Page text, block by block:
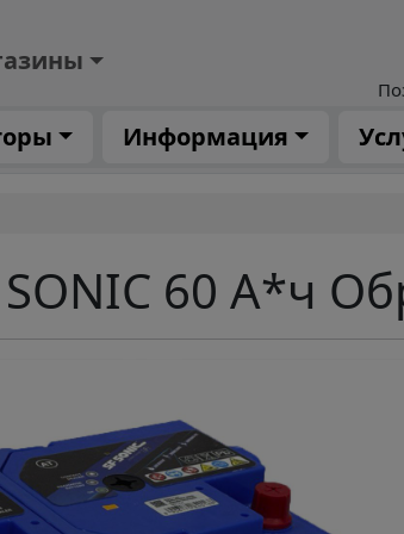
1
Информация
60 А*ч